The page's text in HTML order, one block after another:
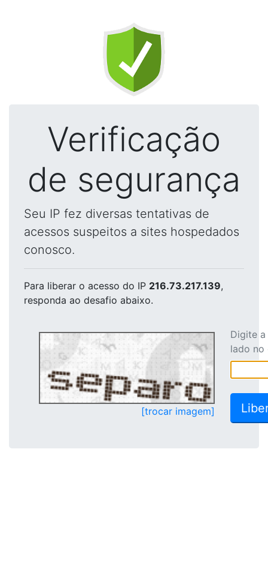
Verificação
de segurança
Seu IP fez diversas tentativas de
acessos suspeitos a sites hospedados
conosco.
Para liberar o acesso do IP 216.73.217.139,
responda ao desafio abaixo.
[trocar imagem]
Digite
lado no